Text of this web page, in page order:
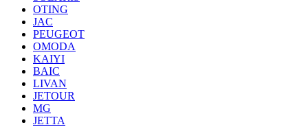
OTING
JAC
PEUGEOT
OMODA
KAIYI
BAIC
LIVAN
JETOUR
MG
JETTA